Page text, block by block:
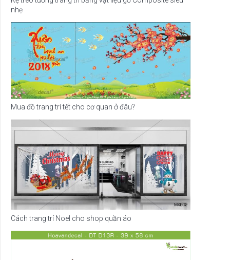
nhẹ
Mua đồ trang trí tết cho cơ quan ở đâu?
Cách trang trí Noel cho shop quần áo